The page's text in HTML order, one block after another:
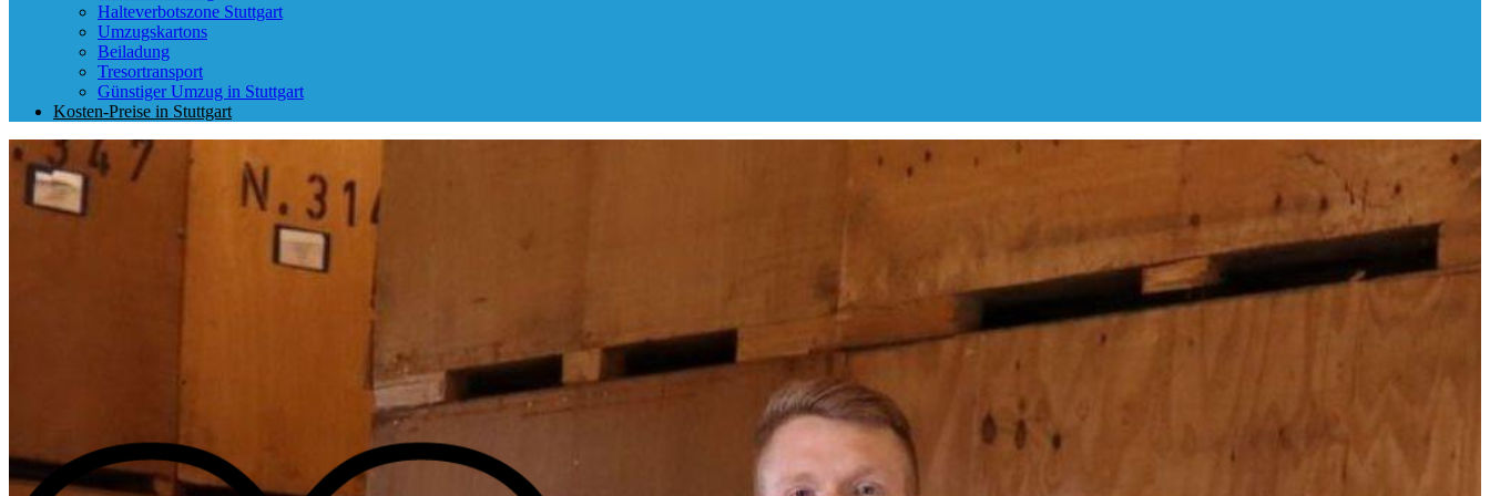
Halteverbotszone Stuttgart
Umzugskartons
Beiladung
Tresortransport
Günstiger Umzug in Stuttgart
Kosten-Preise in Stuttgart